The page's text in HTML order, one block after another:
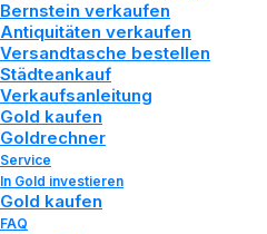
Bernstein verkaufen
Antiquitäten verkaufen
Versandtasche bestellen
Städteankauf
Verkaufsanleitung
Gold kaufen
Goldrechner
Service
In Gold investieren
Gold kaufen
FAQ
Gold
A